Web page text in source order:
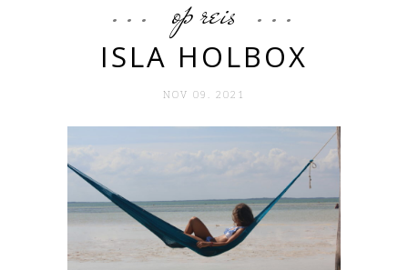
op reis
ISLA HOLBOX
NOV 09. 2021